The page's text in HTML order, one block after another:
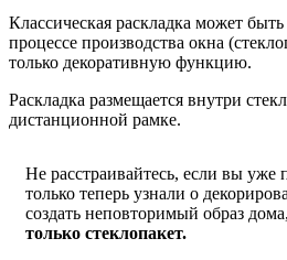
Классическая раскладка может
процессе производства окна
только декоративную функцию.
Раскладка размещается внутри
дистанционной рамке.
Не расстраивайтесь, если вы уже
только теперь узнали о
создать неповторимый образ дома,
только стеклопакет.